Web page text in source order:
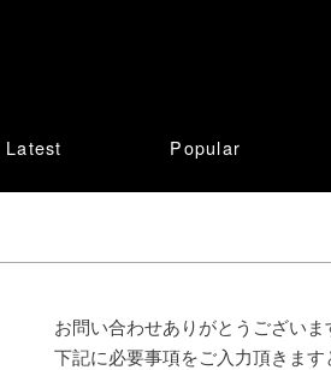
Latest Popular
お問い合わせありがとうございま
下記に必要事項をご入力頂きま